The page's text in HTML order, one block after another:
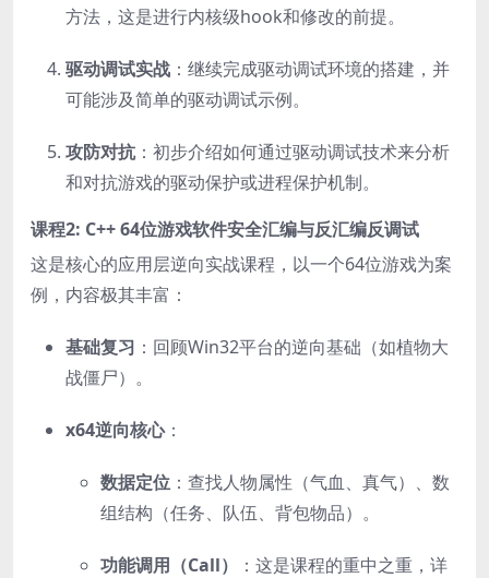
方法，这是进行内核级hook和修改的前提。
驱动调试实战 ：继续完成驱动调试环境的搭建，并
可能涉及简单的驱动调试示例。
攻防对抗：初步介绍如何通过驱动调试技术来分析
和对抗游戏的驱动保护或进程保护机制。
课程2: C++ 64位游戏软件安全汇编与反汇编反调试
这是核心的应用层逆向实战课程，以一个64位游戏为案
例，内容极其丰富：
基础复习 ：回顾Win32平台的逆向基础（如植物大
战僵尸）。
x64逆向核心：
数据定位 ：查找人物属性（气血、真气）、数
组结构（任务、队伍、背包物品）。
功能调用（Call）
：这是课程的重中之重，详